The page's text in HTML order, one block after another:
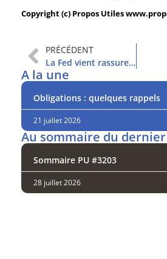
Copyright (c) Propos Utiles
PRÉCÉDENT
La Fed vient rassurer les marchés
A la une
Obligations : quelques rappels
21 juillet 2026
Au sommaire du
Sommaire PU #3203
28 juillet 2026